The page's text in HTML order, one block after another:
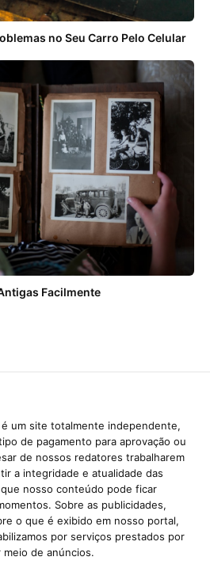
no Seu Carro Pelo Celular
Facilmente
é um site totalmente independente,
de pagamento para aprovação ou
de nossos redatores trabalharem
a integridade e atualidade das
nosso conteúdo pode ficar
Sobre as publicidades,
o que é exibido em nosso portal,
por serviços prestados por
de anúncios.